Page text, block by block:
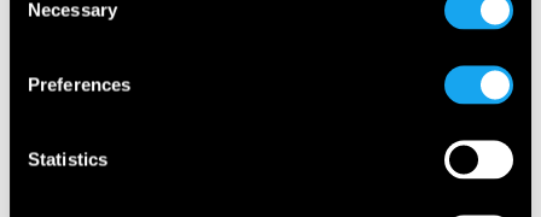
Selection
Necessary
Preferences
Statistics
Persona de contacto